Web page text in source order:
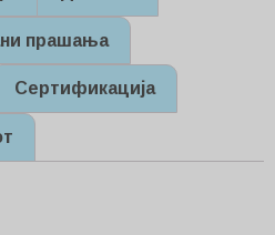
прашања
Сертификација